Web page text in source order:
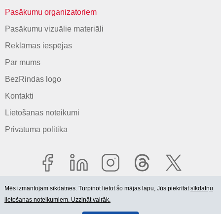
Pasākumu organizatoriem
Pasākumu vizuālie materiāli
Reklāmas iespējas
Par mums
BezRindas logo
Kontakti
Lietošanas noteikumi
Privātuma politika
© 2006-2026 SIA "BEZRINDAS.LV".
Mēs izmantojam sīkdatnes. Turpinot lietot šo mājas lapu, Jūs piekrītatsīkdatņu
lietošanas noteikumiem. Uzzināt vairāk.